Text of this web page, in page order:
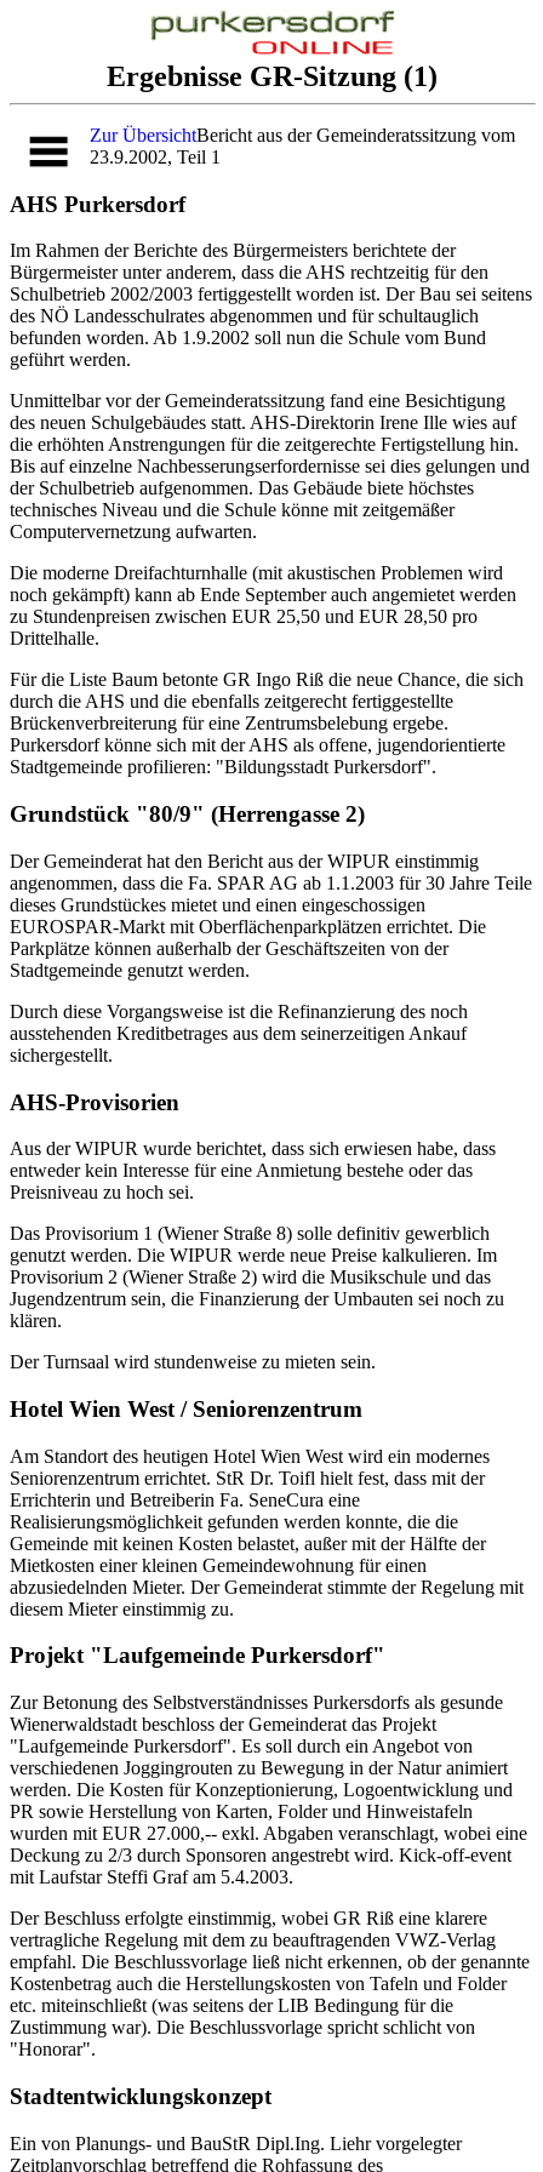
Ergebnisse GR-Sitzung (1)
Zur ÜbersichtBericht aus der Gemeinderatssitzung vom
23.9.2002, Teil 1
AHS Purkersdorf
Im Rahmen der Berichte des Bürgermeisters berichtete der
Bürgermeister unter anderem, dass die AHS rechtzeitig für den
Schulbetrieb 2002/2003 fertiggestellt worden ist. Der Bau sei seitens
des NÖ Landesschulrates abgenommen und für schultauglich
befunden worden. Ab 1.9.2002 soll nun die Schule vom Bund
geführt werden.
Unmittelbar vor der Gemeinderatssitzung fand eine Besichtigung
des neuen Schulgebäudes statt. AHS-Direktorin Irene Ille wies auf
die erhöhten Anstrengungen für die zeitgerechte Fertigstellung hin.
Bis auf einzelne Nachbesserungserfordernisse sei dies gelungen und
der Schulbetrieb aufgenommen. Das Gebäude biete höchstes
technisches Niveau und die Schule könne mit zeitgemäßer
Computervernetzung aufwarten.
Die moderne Dreifachturnhalle (mit akustischen Problemen wird
noch gekämpft) kann ab Ende September auch angemietet werden
zu Stundenpreisen zwischen EUR 25,50 und EUR 28,50 pro
Drittelhalle.
Für die Liste Baum betonte GR Ingo Riß die neue Chance, die sich
durch die AHS und die ebenfalls zeitgerecht fertiggestellte
Brückenverbreiterung für eine Zentrumsbelebung ergebe.
Purkersdorf könne sich mit der AHS als offene, jugendorientierte
Stadtgemeinde profilieren: "Bildungsstadt Purkersdorf".
Grundstück "80/9" (Herrengasse 2)
Der Gemeinderat hat den Bericht aus der WIPUR einstimmig
angenommen, dass die Fa. SPAR AG ab 1.1.2003 für 30 Jahre Teile
dieses Grundstückes mietet und einen eingeschossigen
EUROSPAR-Markt mit Oberflächenparkplätzen errichtet. Die
Parkplätze können außerhalb der Geschäftszeiten von der
Stadtgemeinde genutzt werden.
Durch diese Vorgangsweise ist die Refinanzierung des noch
ausstehenden Kreditbetrages aus dem seinerzeitigen Ankauf
sichergestellt.
AHS-Provisorien
Aus der WIPUR wurde berichtet, dass sich erwiesen habe, dass
entweder kein Interesse für eine Anmietung bestehe oder das
Preisniveau zu hoch sei.
Das Provisorium 1 (Wiener Straße 8) solle definitiv gewerblich
genutzt werden. Die WIPUR werde neue Preise kalkulieren. Im
Provisorium 2 (Wiener Straße 2) wird die Musikschule und das
Jugendzentrum sein, die Finanzierung der Umbauten sei noch zu
klären.
Der Turnsaal wird stundenweise zu mieten sein.
Hotel Wien West / Seniorenzentrum
Am Standort des heutigen Hotel Wien West wird ein modernes
Seniorenzentrum errichtet. StR Dr. Toifl hielt fest, dass mit der
Errichterin und Betreiberin Fa. SeneCura eine
Realisierungsmöglichkeit gefunden werden konnte, die die
Gemeinde mit keinen Kosten belastet, außer mit der Hälfte der
Mietkosten einer kleinen Gemeindewohnung für einen
abzusiedelnden Mieter. Der Gemeinderat stimmte der Regelung mit
diesem Mieter einstimmig zu.
Projekt "Laufgemeinde Purkersdorf"
Zur Betonung des Selbstverständnisses Purkersdorfs als gesunde
Wienerwaldstadt beschloss der Gemeinderat das Projekt
"Laufgemeinde Purkersdorf". Es soll durch ein Angebot von
verschiedenen Joggingrouten zu Bewegung in der Natur animiert
werden. Die Kosten für Konzeptionierung, Logoentwicklung und
PR sowie Herstellung von Karten, Folder und Hinweistafeln
wurden mit EUR 27.000,-- exkl. Abgaben veranschlagt, wobei eine
Deckung zu 2/3 durch Sponsoren angestrebt wird. Kick-off-event
mit Laufstar Steffi Graf am 5.4.2003.
Der Beschluss erfolgte einstimmig, wobei GR Riß eine klarere
vertragliche Regelung mit dem zu beauftragenden VWZ-Verlag
empfahl. Die Beschlussvorlage ließ nicht erkennen, ob der genannte
Kostenbetrag auch die Herstellungskosten von Tafeln und Folder
etc. miteinschließt (was seitens der LIB Bedingung für die
Zustimmung war). Die Beschlussvorlage spricht schlicht von
"Honorar".
Stadtentwicklungskonzept
Ein von Planungs- und BauStR Dipl.Ing. Liehr vorgelegter
Zeitplanvorschlag betreffend die Rohfassung des